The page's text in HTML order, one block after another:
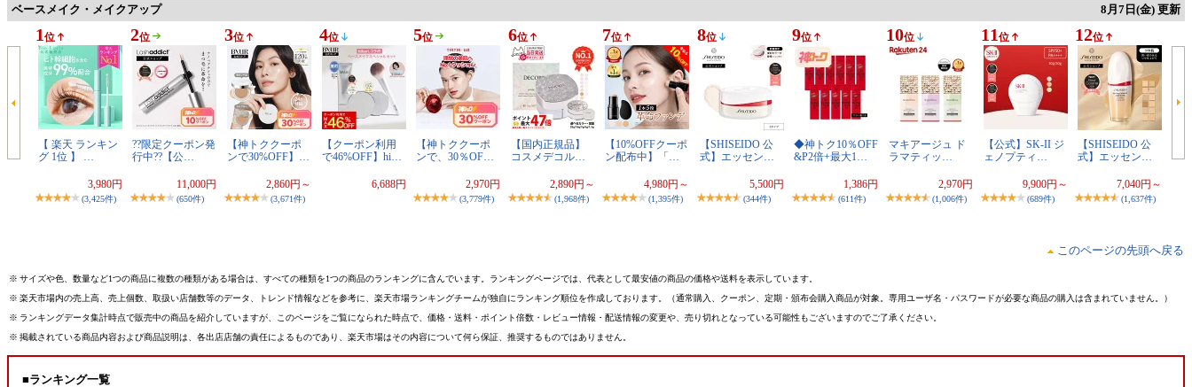
ベースメイク・メイクアップ 8月7日(金) 更新
1 位
【 楽天 ランキン
グ 1位 】 …
3,980円
(3,425件)
2位
??限定クーポン発
行中??【公…
11,000円
(650件)
3位
【神トククーポ
ンで30%OFF】…
2,860円～
(3,671件)
4位
【クーポン利用
で46%OFF】hi…
6,688円
5位
【神トククーポ
ンで、30％OF…
2,970円
(3,779件)
6位
【国内正規品】
コスメデコル…
2,890円～
(1,968件)
7位
【10%OFFクーポ
ン配布中】「…
4,980円～
(1,395件)
8位
【SHISEIDO 公
式】エッセン…
5,500円
(344件)
9位
◆神トク10％OFF
&P2倍+最大1…
1,386円
(611件)
10位
マキアージュ ド
ラマティッ…
2,970円
(1,006件)
11 位
【公式】SK-II ジ
ェノプティ…
9,900円～
(689件)
12位
【SHISEIDO 公
式】エッセン…
7,040円～
(1,637件)
このページの先頭へ戻る
※ サイズや色、数量など1つの商品に複数の種類がある場合は、すべての種類を1つの商品のランキングに含んでいます。ランキングページでは、代表として最安値の商品の価格や送料を表示しています。
※ 楽天市場内の売上高、売上個数、取扱い店舗数等のデータ、トレンド情報などを参考に、楽天市場ランキングチームが独自にランキング順位を作成しております。（通常購入、クーポン、定期・頒布会購入商品が対象。専用ユーザ名・パスワードが必要な商品の購入は含まれていません。）
※ ランキングデータ集計時点で販売中の商品を紹介していますが、このページをご覧になられた時点で、価格・送料・ポイント倍数・レビュー情報・配送情報の変更や、売り切れとなっている可能性もございますのでご了承ください。
※ 掲載されている商品内容および商品説明は、各出店店舗の責任によるものであり、楽天市場はその内容について何ら保証、推奨するものではありません。
■ランキング一覧